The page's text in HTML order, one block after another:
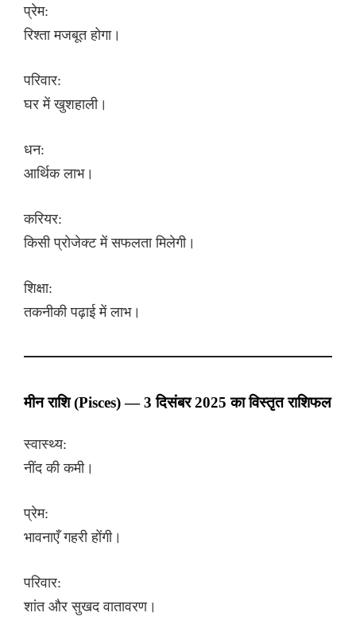
प्रेम:
रिश्ता मजबूत होगा।
परिवार:
घर में खुशहाली।
धन:
आर्थिक लाभ।
करियर:
किसी प्रोजेक्ट में सफलता मिलेगी।
शिक्षा:
तकनीकी पढ़ाई में लाभ।
मीन राशि (Pisces) — 3 दिसंबर 2025 का विस्तृत राशिफल
स्वास्थ्य:
नींद की कमी।
प्रेम:
भावनाएँ गहरी होंगी।
परिवार:
शांत और सुखद वातावरण।